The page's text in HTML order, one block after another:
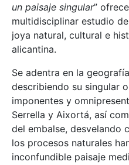
un paisaje singular”
multidisciplinar estudio
joya natural, cultural e
alicantina.
Se adentra en la
describiendo su singular
imponentes y
Serrella y Aixortá, así
del embalse, desvelando
los procesos naturales
inconfundible paisaje